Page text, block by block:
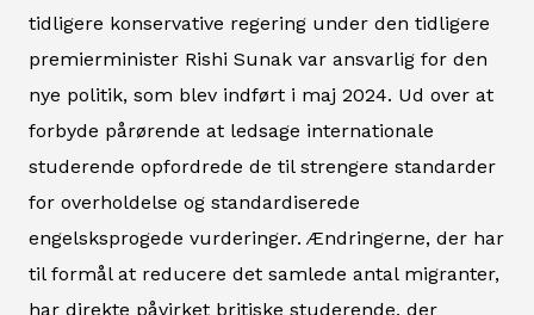
tidligere konservative regering under den tidligere
premierminister Rishi Sunak var ansvarlig for den
nye politik, som blev indført i maj 2024. Ud over at
forbyde pårørende at ledsage internationale
studerende opfordrede de til strengere standarder
for overholdelse og standardiserede
engelsksprogede vurderinger. Ændringerne, der har
til formål at reducere det samlede antal migranter,
har direkte påvirket britiske studerende, der